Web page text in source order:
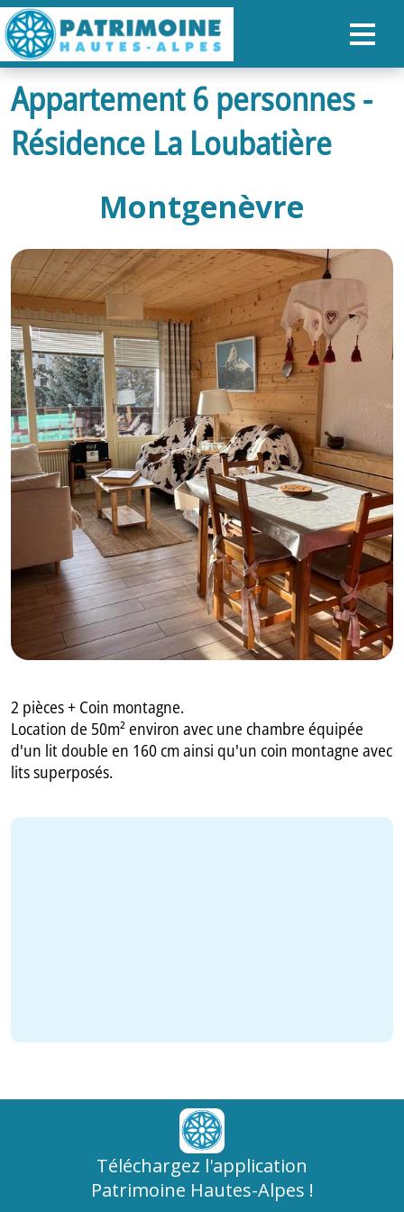
ACCUEIL
CARTE
RANDONNÉES
ORGANISER SON SÉJOUR
RECHERCHER
FR
GB
IT
Appartement 6 personnes -
Résidence La Loubatière
Montgenèvre
2 pièces + Coin montagne.
Location de 50m² environ avec une chambre équipée
d'un lit double en 160 cm ainsi qu'un coin montagne avec
lits superposés.
Téléchargez l'application
Patrimoine Hautes-Alpes !